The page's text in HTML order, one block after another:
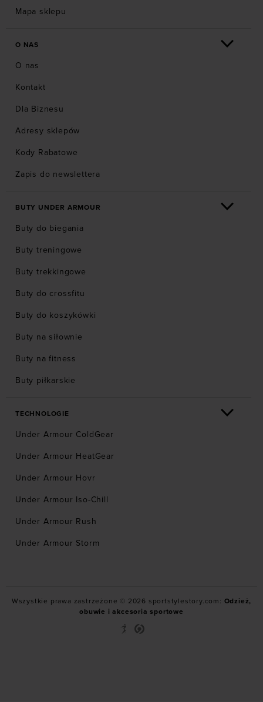
Mapa sklepu
O NAS
O nas
Kontakt
Dla Biznesu
Adresy sklepów
Kody Rabatowe
Zapis do newslettera
BUTY UNDER ARMOUR
Buty do biegania
Buty treningowe
Buty trekkingowe
Buty do crossfitu
Buty do koszykówki
Buty na siłownie
Buty na fitness
Buty piłkarskie
TECHNOLOGIE
Under Armour ColdGear
Under Armour HeatGear
Under Armour Hovr
Under Armour Iso-Chill
Under Armour Rush
Under Armour Storm
Wszystkie prawa zastrzeżone © 2026 sportstylestory.com: Odzież,
obuwie i akcesoria sportowe